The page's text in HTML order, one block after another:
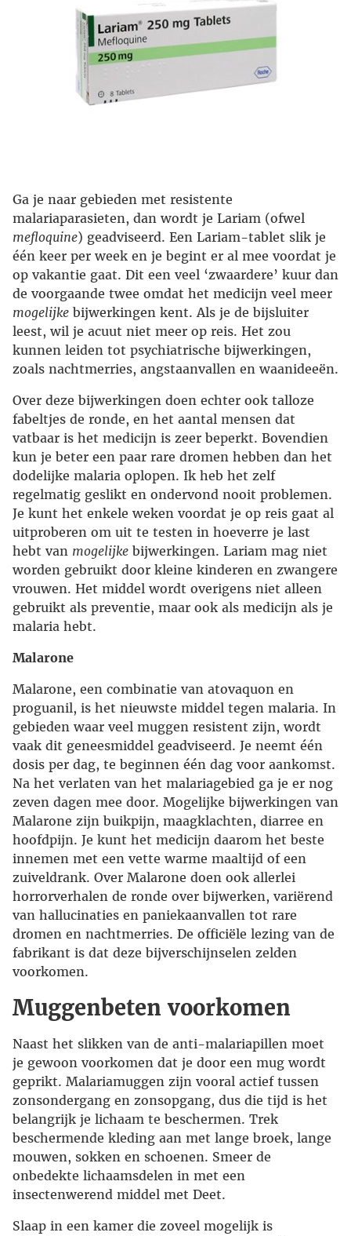
Ga je naar gebieden met resistente
malariaparasieten, dan wordt je Lariam (ofwel
mefloquine) geadviseerd. Een Lariam-tablet slik je
één keer per week en je begint er al mee voordat je
op vakantie gaat. Dit een veel ‘zwaardere’ kuur dan
de voorgaande twee omdat het medicijn veel meer
mogelijke bijwerkingen kent. Als je de bijsluiter
leest, wil je acuut niet meer op reis. Het zou
kunnen leiden tot psychiatrische bijwerkingen,
zoals nachtmerries, angstaanvallen en waanideeën.
Over deze bijwerkingen doen echter ook talloze
fabeltjes de ronde, en het aantal mensen dat
vatbaar is het medicijn is zeer beperkt. Bovendien
kun je beter een paar rare dromen hebben dan het
dodelijke malaria oplopen. Ik heb het zelf
regelmatig geslikt en ondervond nooit problemen.
Je kunt het enkele weken voordat je op reis gaat al
uitproberen om uit te testen in hoeverre je last
hebt van mogelijke bijwerkingen. Lariam mag niet
worden gebruikt door kleine kinderen en zwangere
vrouwen. Het middel wordt overigens niet alleen
gebruikt als preventie, maar ook als medicijn als je
malaria hebt.
Malarone
Malarone, een combinatie van atovaquon en
proguanil, is het nieuwste middel tegen malaria. In
gebieden waar veel muggen resistent zijn, wordt
vaak dit geneesmiddel geadviseerd. Je neemt één
dosis per dag, te beginnen één dag voor aankomst.
Na het verlaten van het malariagebied ga je er nog
zeven dagen mee door. Mogelijke bijwerkingen van
Malarone zijn buikpijn, maagklachten, diarree en
hoofdpijn. Je kunt het medicijn daarom het beste
innemen met een vette warme maaltijd of een
zuiveldrank. Over Malarone doen ook allerlei
horrorverhalen de ronde over bijwerken, variërend
van hallucinaties en paniekaanvallen tot rare
dromen en nachtmerries. De officiële lezing van de
fabrikant is dat deze bijverschijnselen zelden
voorkomen.
Muggenbeten voorkomen
Naast het slikken van de anti-malariapillen moet
je gewoon voorkomen dat je door een mug wordt
geprikt. Malariamuggen zijn vooral actief tussen
zonsondergang en zonsopgang, dus die tijd is het
belangrijk je lichaam te beschermen. Trek
beschermende kleding aan met lange broek, lange
mouwen, sokken en schoenen. Smeer de
onbedekte lichaamsdelen in met een
insectenwerend middel met Deet.
Slaap in een kamer die zoveel mogelijk is